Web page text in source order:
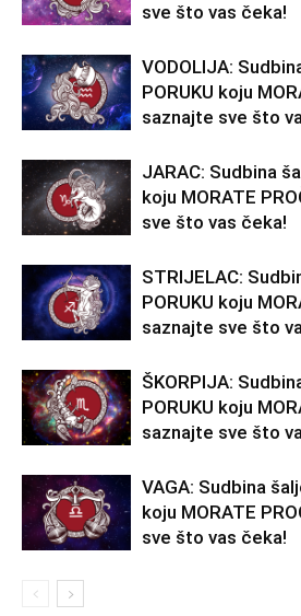
sve što vas čeka!
VODOLIJA:
PORUKU koju
saznajte sve što
JARAC: Sudbina
koju MORATE
sve što vas čeka!
STRIJELAC:
PORUKU koju
saznajte sve što
ŠKORPIJA:
PORUKU koju
saznajte sve što
VAGA: Sudbina
koju MORATE
sve što vas čeka!